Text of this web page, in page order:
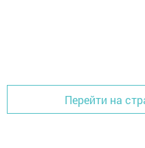
Перейти на